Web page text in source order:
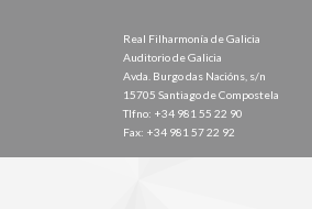
Real Filharmonía de Galicia
Auditorio de Galicia
Avda. Burgo das Nacións, s/n
15705 Santiago de Compostela
Tlfno: +34 981 55 22 90
Fax: +34 981 57 22 92